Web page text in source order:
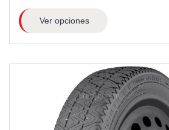
Ver opciones